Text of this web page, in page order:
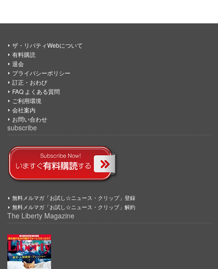
ザ・リバティWebについて
有料購読
退会
プライバシーポリシー
訂正・おわび
FAQ よくある質問
ご利用環境
会社案内
お問い合わせ
subscribe
無料メルマガ「お試し☆ニュース・クリップ」登録
無料メルマガ「お試し☆ニュース・クリップ」解約
The Liberty Magazine